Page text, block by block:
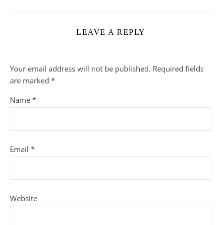
LEAVE A REPLY
Your email address will not be published. Required fields
are marked *
Name *
Email *
Website